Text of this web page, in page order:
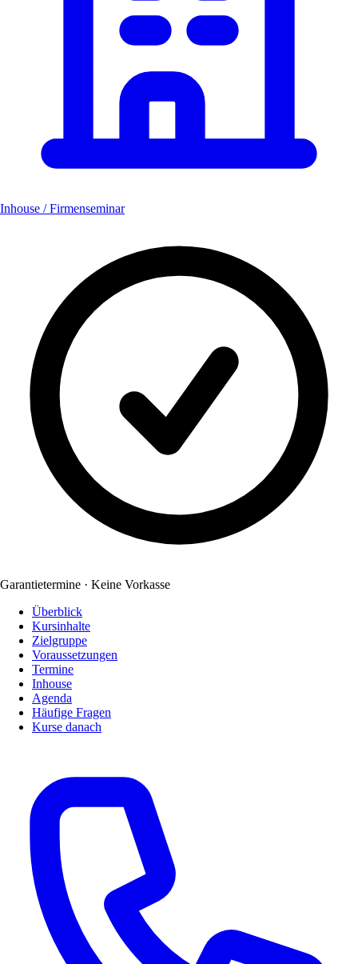
Inhouse / Firmenseminar
Garantietermine · Keine Vorkasse
Überblick
Kursinhalte
Zielgruppe
Voraussetzungen
Termine
Inhouse
Agenda
Häufige Fragen
Kurse danach